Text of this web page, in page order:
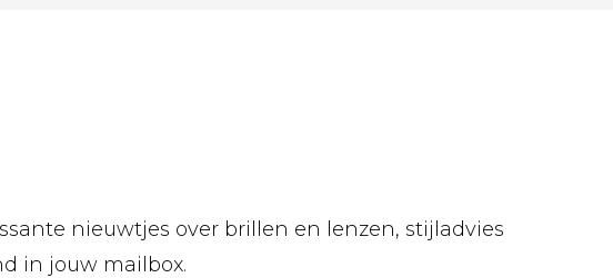
nieuwtjes over brillen en lenzen, stijladvies
in jouw mailbox.